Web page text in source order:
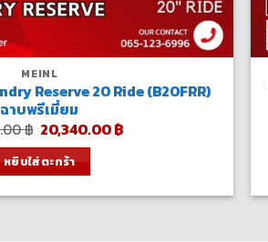
MEINL
Reserve 20 Ride (B20FRR)
ฉาบพรีเมี่ยม
฿ Original
price
was:
22,600.00 ฿.
20,340.00฿Current
หยิบใส่ตะกร้า